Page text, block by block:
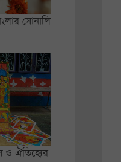
সোনালি
ও ঐতিহ্যের